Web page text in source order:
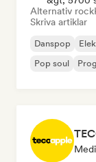
Alternativ rock
Skriva artiklar
Danspop
Pop soul